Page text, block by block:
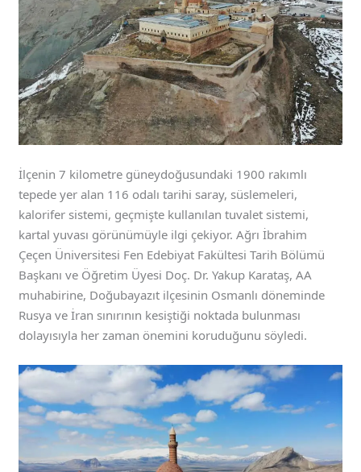
İlçenin 7 kilometre güneydoğusundaki 1900 rakımlı
tepede yer alan 116 odalı tarihi saray, süslemeleri,
kalorifer sistemi, geçmişte kullanılan tuvalet sistemi,
kartal yuvası görünümüyle ilgi çekiyor. Ağrı İbrahim
Çeçen Üniversitesi Fen Edebiyat Fakültesi Tarih Bölümü
Başkanı ve Öğretim Üyesi Doç. Dr. Yakup Karataş, AA
muhabirine, Doğubayazıt ilçesinin Osmanlı döneminde
Rusya ve İran sınırının kesiştiği noktada bulunması
dolayısıyla her zaman önemini koruduğunu söyledi.